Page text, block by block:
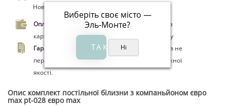
Виберіть своє місто —
Эль-Монте?
Нової пошти чи кур’єром.
Оплата.
Оплата при отриманні товару, Оплата
карткою Visa/MasterCard, Google Pay, Apple Pay
Гарантія.
Законом про захист прав споживачів не
передбачено повернення цього товару належної
якості.
Опис комплект постільної білизни з компаньйоном євро
max pt-028 євро max